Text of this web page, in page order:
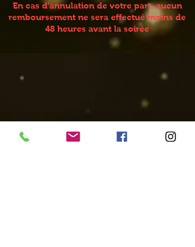
En cas d'annulation de votre part, aucun
remboursement ne sera effectué moins de
48 heures avant la soirée